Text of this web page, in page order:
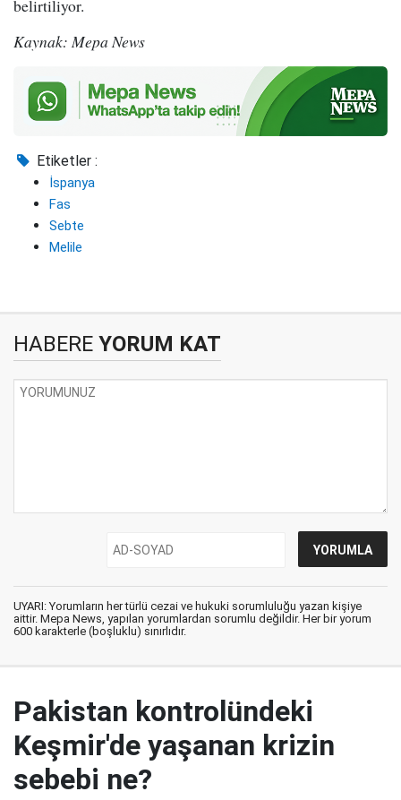
belirtiliyor.
Kaynak: Mepa News
Etiketler :
İspanya
Fas
Sebte
Melile
HABERE YORUM KAT
UYARI: Yorumların her türlü cezai ve hukuki sorumluluğu yazan kişiye
aittir. Mepa News, yapılan yorumlardan sorumlu değildir. Her bir yorum
600 karakterle (boşluklu) sınırlıdır.
Pakistan kontrolündeki
Keşmir'de yaşanan krizin
sebebi ne?